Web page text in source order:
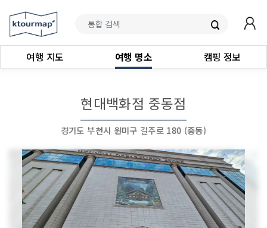
여행 지도 여행 명소 캠핑 정보
현대백화점 중동점
경기도 부천시 원미구 길주로 180 (중동)